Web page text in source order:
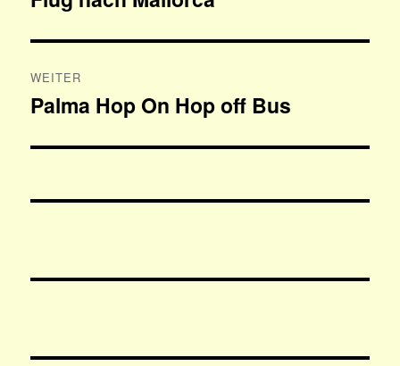
WEITER
Nächster
Palma Hop On Hop off Bus